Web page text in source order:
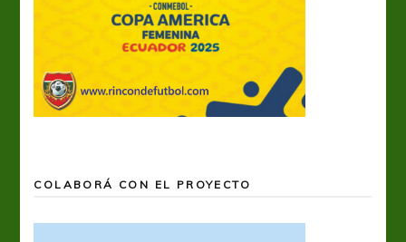
COLABORÁ CON EL PROYECTO